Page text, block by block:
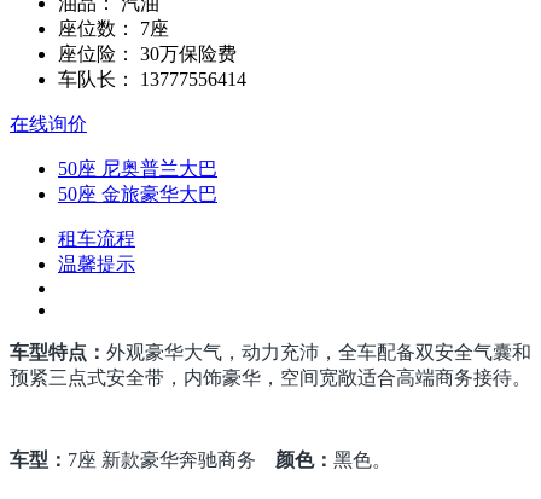
座位数：
7座
座位险：
30万保险费
车队长：
13777556414
在线询价
50座 尼奥普兰大巴
50座 金旅豪华大巴
租车流程
温馨提示
车型特点： 外观豪华大气，动力充沛，全车配备双安全气囊和
预紧三点式安全带，内饰豪华，空间宽敞适合高端商务接待。
车型： 7座 新款豪华奔驰商务 颜色： 黑色。